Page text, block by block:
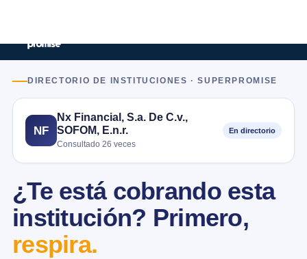
DIRECTORIO DE INSTITUCIONES · SUPERPROMISE
NF
Nx Financial, S.a. De C.v.,
SOFOM, E.n.r.
Consultado 26 veces
En directorio
¿Te está cobrando esta
institución? Primero,
respira.